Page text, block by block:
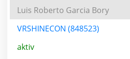
Luis Roberto Garcia Bory
VRSHINECON (848523)
aktiv